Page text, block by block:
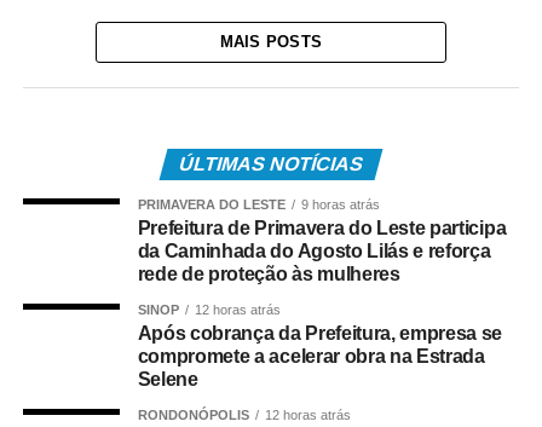
MAIS POSTS
ÚLTIMAS NOTÍCIAS
PRIMAVERA DO LESTE 9 horas atrás
Prefeitura de Primavera do Leste participa
da Caminhada do Agosto Lilás e reforça
rede de proteção às mulheres
SINOP 12 horas atrás
Após cobrança da Prefeitura, empresa se
compromete a acelerar obra na Estrada
Selene
RONDONÓPOLIS 12 horas atrás